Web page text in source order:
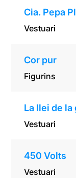
Cia. Pepa
Vestuari
Cor pur
Figurins
La llei de la
Vestuari
450 Volts
Vestuari